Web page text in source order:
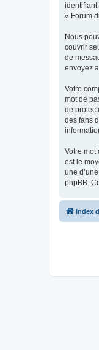
identifiant
« Forum
Nous
couvrir
de
envoyez
Votre
mot de
de
des fans
Votre mot
est le
une
phpBB.
Index